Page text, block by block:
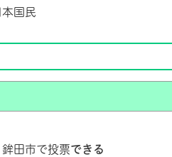
国民
鉾田市で投票できる